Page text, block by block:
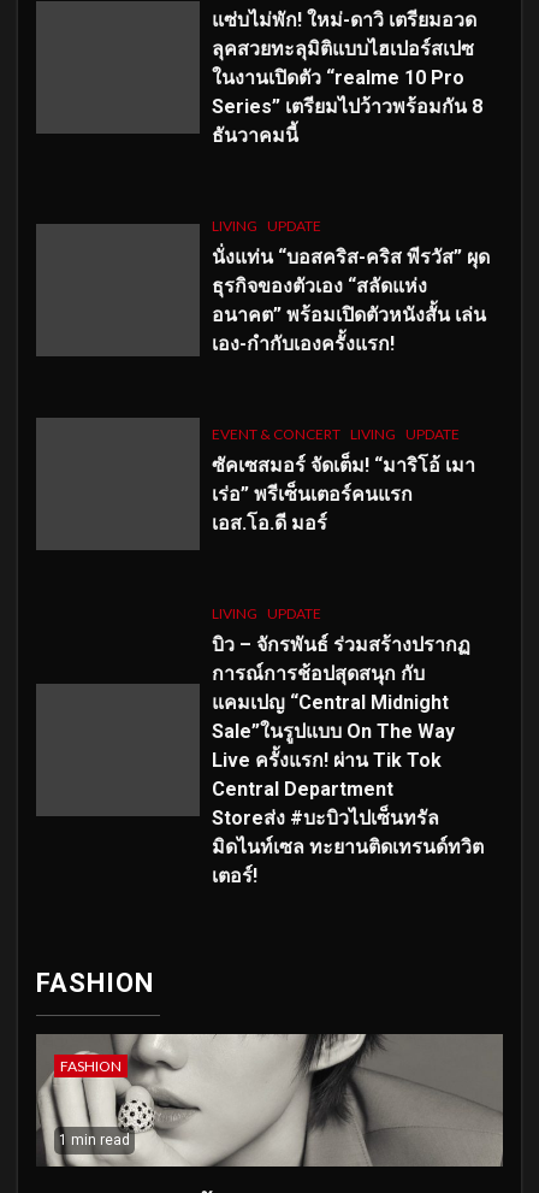
แซ่บไม่พัก! ใหม่-ดาวิ เตรียมอวด
ลุคสวยทะลุมิติแบบไฮเปอร์สเปซ
ในงานเปิดตัว “realme 10 Pro
Series” เตรียมไปว้าวพร้อมกัน 8
ธันวาคมนี้
LIVING UPDATE
นั่งแท่น “บอสคริส-คริส พีรวัส” ผุด
ธุรกิจของตัวเอง “สลัดแห่ง
อนาคต” พร้อมเปิดตัวหนังสั้น เล่น
เอง-กำกับเองครั้งแรก!
EVENT & CONCERT LIVING UPDATE
ซัคเซสมอร์ จัดเต็ม! “มาริโอ้ เมา
เร่อ” พรีเซ็นเตอร์คนแรก
เอส.โอ.ดี มอร์
LIVING UPDATE
บิว – จักรพันธ์ ร่วมสร้างปรากฏ
การณ์การช้อปสุดสนุก กับ
แคมเปญ “Central Midnight
Sale”ในรูปแบบ On The Way
Live ครั้งแรก! ผ่าน Tik Tok
Central Department
Storeส่ง #บะบิวไปเซ็นทรัล
มิดไนท์เซล ทะยานติดเทรนด์ทวิต
เตอร์!
FASHION
FASHION
1 min read